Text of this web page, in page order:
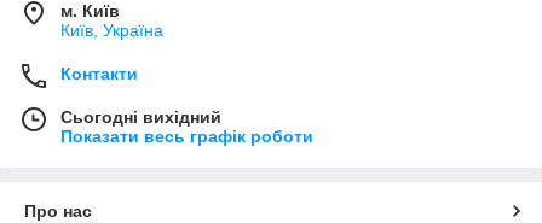
м. Київ
Київ, Україна
Контакти
Сьогодні вихідний
Показати весь графік роботи
Про нас